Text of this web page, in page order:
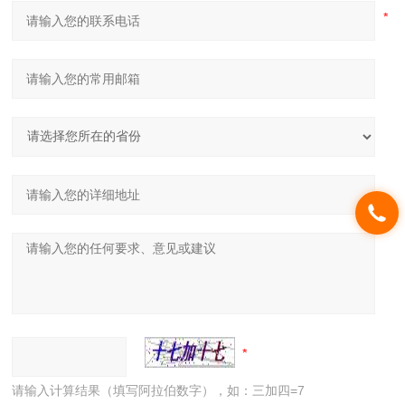
请输入计算结果（填写阿拉伯数字），如：三加四=7